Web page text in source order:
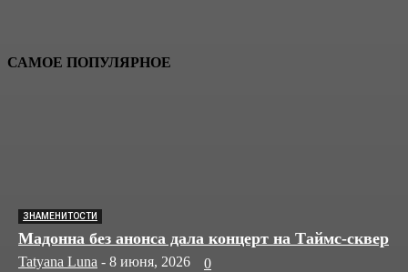
САМОЕ ПОПУЛЯРНОЕ
ЗНАМЕНИТОСТИ
Мадонна без анонса дала концерт на Таймс-сквер
Tatyana Luna - 8 июня, 2026 0